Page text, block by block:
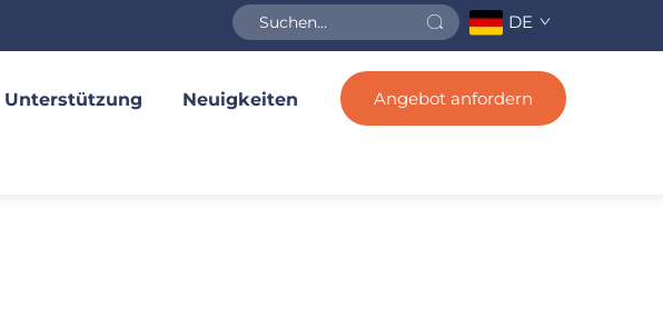
DE
Unterstützung Neuigkeiten Angebot anfordern